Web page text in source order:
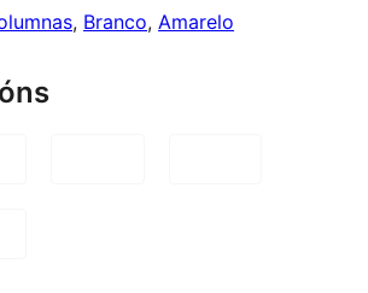
, Branco, Amarelo